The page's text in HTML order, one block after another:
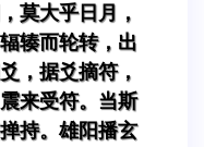
莫大乎日月，
辏而轮转，出
，据爻摘符，
来受符。当斯
持。雄阳播玄